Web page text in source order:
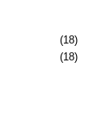
(18)
(18)